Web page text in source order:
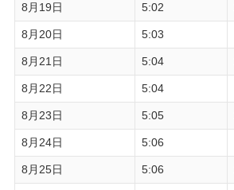
8月19日 5:02
8月20日 5:03
8月21日 5:04
8月22日 5:04
8月23日 5:05
8月24日 5:06
8月25日 5:06